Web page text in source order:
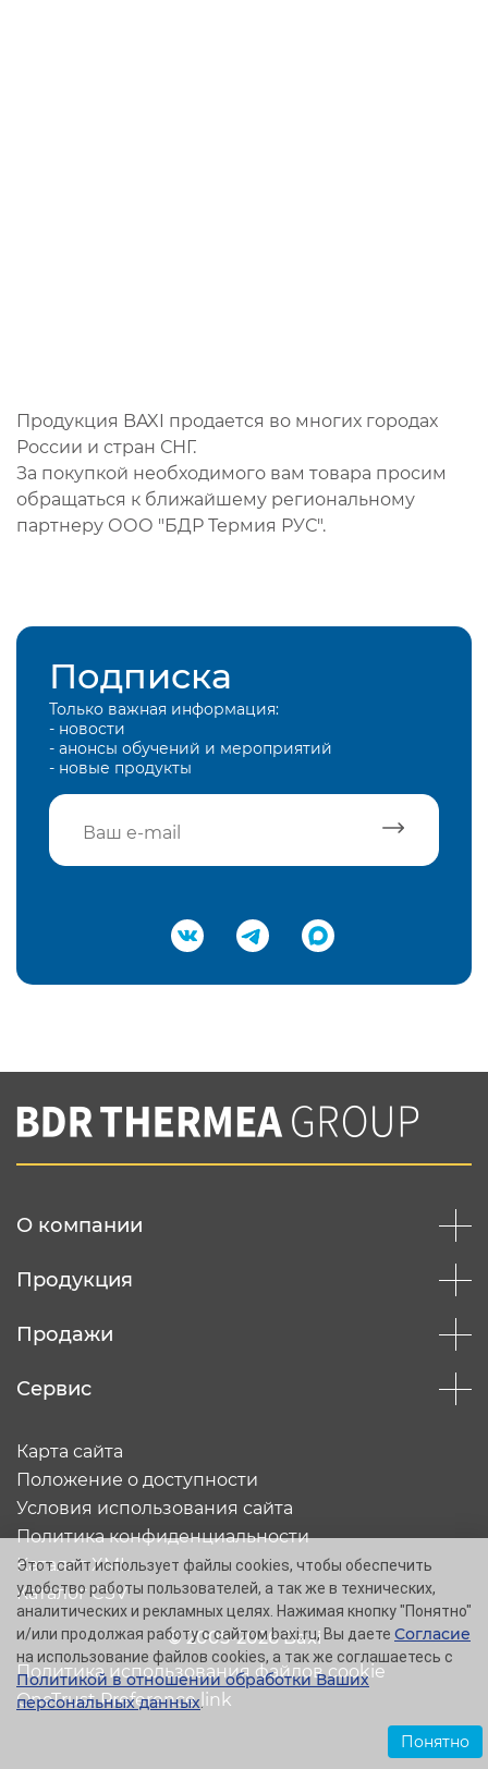
Продукция BAXI продается во многих городах
России и стран СНГ.
За покупкой необходимого вам товара просим
обращаться к ближайшему региональному
партнеру ООО "БДР Термия РУС".
Подписка
Только важная информация:
- новости
- анонсы обучений и мероприятий
- новые продукты
Подтвердить e-mail
Вы соглашаетесь с нашей политикой
конфеденциальности
О компании
Продукция
Продажи
Сервис
© 2005-2026 Baxi
Карта сайта
Положение о доступности
Условия использования сайта
Политика конфиденциальности
Каталог XML
Каталог CSV
Политика использования файлов cookie
OneTrust Preference link
Этот сайт использует файлы cookies, чтобы обеспечить
удобство работы пользователей, а так же в технических,
аналитических и рекламных целях. Нажимая кнопку "Понятно"
и/или продолжая работу с сайтом baxi.ru, Вы даете Согласие
на использование файлов cookies, а так же соглашаетесь с
Политикой в отношении обработки Ваших
персональных данных.
Понятно